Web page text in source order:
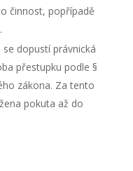
činnost, popřípadě
dopustí právnická
přestupku podle §
zákona. Za tento
pokuta až do